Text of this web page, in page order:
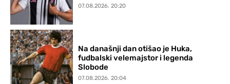
07.08.2026. 20:20
Na današnji dan otišao je Huka,
fudbalski velemajstor i legenda
Slobode
07.08.2026. 20:04